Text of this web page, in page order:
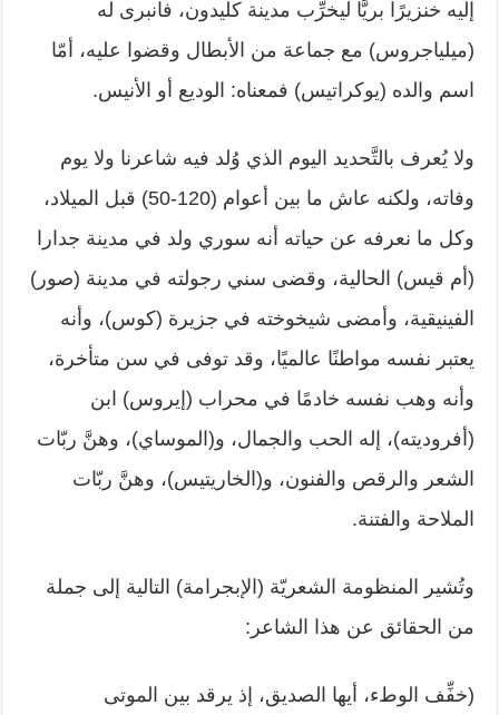
إليه خنزيرًا بريًّا ليخرِّب مدينة كليدون، فانبرى له
‏‏(ميلياجروس) مع جماعة من الأبطال وقضوا عليه، أمّا
اسم والده (يوكراتيس) فمعناه: ‏الوديع أو الأنيس.‏
ولا يُعرف بالتَّحديد اليوم الذي وُلد فيه شاعرنا ولا يوم
وفاته، ولكنه عاش ما بين ‏أعوام (120-50) قبل الميلاد،
وكل ما نعرفه عن حياته أنه سوري ولد في مدينة ‏جدارا
(أم قيس) الحالية، وقضى سني رجولته في مدينة (صور)
الفينيقية، وأمضى ‏شيخوخته في جزيرة (كوس)، وأنه
يعتبر نفسه مواطنًا عالميًا، وقد توفى في سن ‏متأخرة،
وأنه وهب نفسه خادمًا في محراب (إيروس) ابن
(أفروديته)، إله الحب ‏والجمال، و(الموساي)، وهنَّ ربّات
الشعر والرقص والفنون، و(الخاريتيس)، وهنَّ ‏ربّات
الملاحة والفتنة. ‏
وتُشير المنظومة الشعريّة (الإبجرامة) التالية إلى جملة
من الحقائق عن هذا الشاعر:‏
‏(خفِّف الوطء، أيها الصديق، إذ يرقد بين الموتى